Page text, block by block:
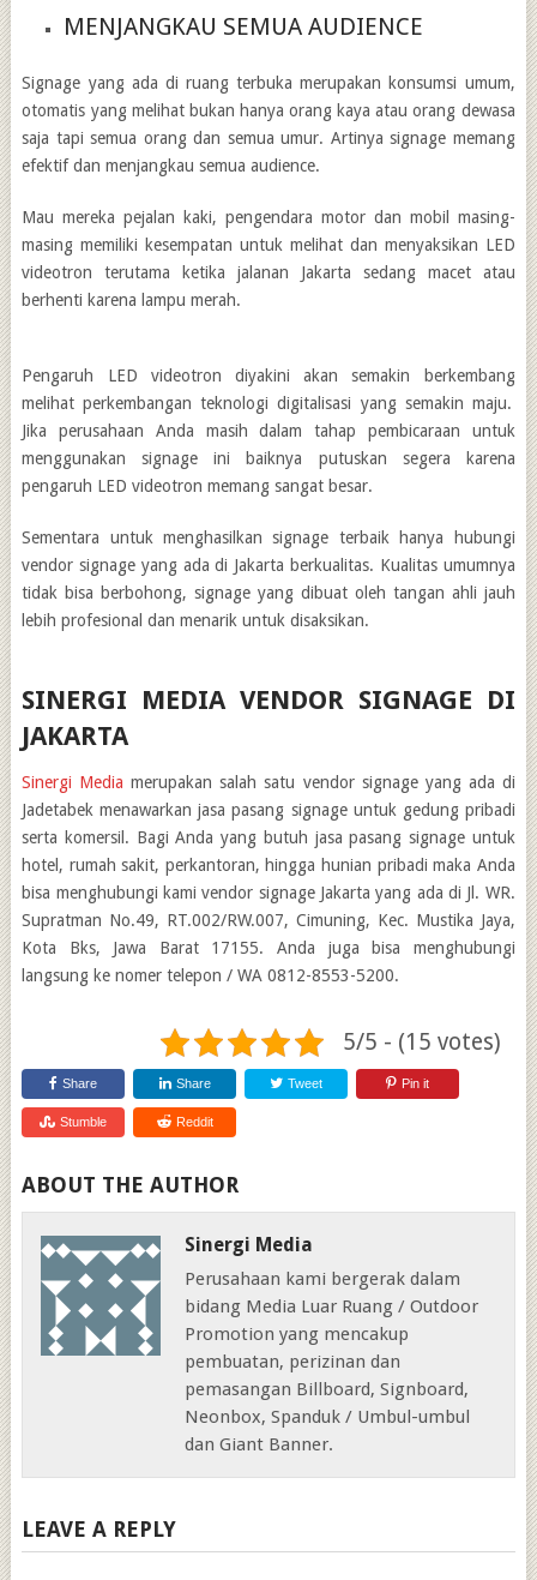
MENJANGKAU SEMUA AUDIENCE
Signage yang ada di ruang terbuka merupakan konsumsi umum,
otomatis yang melihat bukan hanya orang kaya atau orang dewasa
saja tapi semua orang dan semua umur. Artinya signage memang
efektif dan menjangkau semua audience.
Mau mereka pejalan kaki, pengendara motor dan mobil masing-
masing memiliki kesempatan untuk melihat dan menyaksikan LED
videotron terutama ketika jalanan Jakarta sedang macet atau
berhenti karena lampu merah.
Pengaruh LED videotron diyakini akan semakin berkembang
melihat perkembangan teknologi digitalisasi yang semakin maju.
Jika perusahaan Anda masih dalam tahap pembicaraan untuk
menggunakan signage ini baiknya putuskan segera karena
pengaruh LED videotron memang sangat besar.
Sementara untuk menghasilkan signage terbaik hanya hubungi
vendor signage yang ada di Jakarta berkualitas. Kualitas umumnya
tidak bisa berbohong, signage yang dibuat oleh tangan ahli jauh
lebih profesional dan menarik untuk disaksikan.
SINERGI MEDIA VENDOR SIGNAGE DI
JAKARTA
Sinergi Media merupakan salah satu vendor signage yang ada di
Jadetabek menawarkan jasa pasang signage untuk gedung pribadi
serta komersil. Bagi Anda yang butuh jasa pasang signage untuk
hotel, rumah sakit, perkantoran, hingga hunian pribadi maka Anda
bisa menghubungi kamivendor signage Jakarta yang ada di Jl. WR.
Supratman No.49, RT.002/RW.007, Cimuning, Kec. Mustika Jaya,
Kota Bks, Jawa Barat 17155. Anda juga bisa menghubungi
langsung ke nomer telepon / WA 0812-8553-5200.
5/5 - (15 votes)
Share Share Tweet Pin it
Stumble Reddit
ABOUT THE AUTHOR
Sinergi Media
Perusahaan kami bergerak dalam
bidang Media Luar Ruang / Outdoor
Promotion yang mencakup
pembuatan, perizinan dan
pemasangan Billboard, Signboard,
Neonbox, Spanduk / Umbul-umbul
dan Giant Banner.
LEAVE A REPLY